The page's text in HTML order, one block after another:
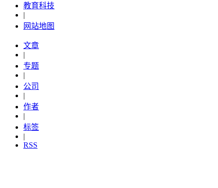
教育科技
|
网站地图
文章
|
专题
|
公司
|
作者
|
标签
|
RSS